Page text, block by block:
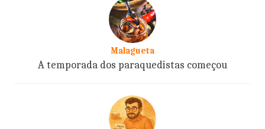
Malagueta
A temporada dos paraquedistas começou